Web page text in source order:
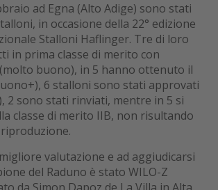
ad Egna (Alto Adige) sono stati
in occasione della 22° edizione
Stalloni Haflinger. Tre di loro
in prima classe di merito con
buono), in 5 hanno ottenuto il
6 stalloni sono stati approvati
2 sono stati rinviati, mentre in 5 si
classe di merito IIB, non risultando
valutazione e ad aggiudicarsi
del Raduno è stato WILO-Z